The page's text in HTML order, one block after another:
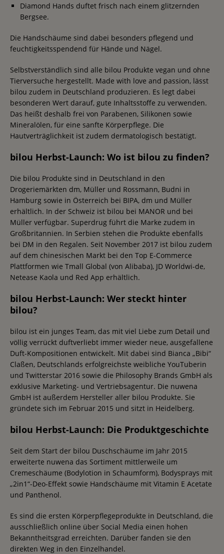
Diamond Hands duftet frisch nach einem glitzernden
Bergsee.
Die Handschäume sind dabei besonders pflegend und
feuchtigkeitsspendend für Hände und Nägel.
Selbstverständlich sind alle bilou Produkte vegan und ohne
Tierversuche hergestellt. Made with love and passion, lässt
bilou zudem in Deutschland produzieren. Es legt dabei
besonderen Wert darauf, gute Inhaltsstoffe zu verwenden.
Das heißt deshalb frei von Parabenen, Silikonen sowie
Mineralölen, für eine sanfte Körperpflege. Die
Hautverträglichkeit ist zudem dermatologisch bestätigt.
bilou Herbst-Launch: Wo ist bilou zu finden?
Die bilou Produkte sind in Deutschland in den
Drogeriemärkten dm, Müller und Rossmann, Budni in
Hamburg sowie in Österreich bei BIPA, dm und Müller
erhältlich. In der Schweiz ist bilou bei MANOR und bei
Müller verfügbar. Superdrug führt die Marke zudem in
Großbritannien. In Serbien stehen die Produkte ebenfalls
bei DM in den Regalen. Seit November 2017 ist bilou zudem
auf dem chinesischen Markt bei den Top E-Commerce
Plattformen wie Tmall Global (von Alibaba), JD Worldwi-de,
Netease Kaola und Red App erhältlich.
bilou Herbst-Launch: Wer steckt hinter
bilou?
bilou ist ein junges Team, das mit viel Liebe zum Detail und
völlig verrückt duftverliebt immer wieder neue, ausgefallene
Duft-Kompositionen entwickelt. Mit dabei sind Bianca „Bibi“
Claßen, Deutschlands erfolgreichste weibliche YouTuberin
und Twitterstar 2016 sowie die Philosophy Brands GmbH als
exklusive Marketing- und Vertriebsagentur. Die nuwena
GmbH ist außerdem Hersteller aller bilou Produkte. Sie
gründete sich im Februar 2015 und sitzt in Heidelberg.
bilou Herbst-Launch: Die Produktgeschichte
Seit dem Start der bilou Duschschäume im Jahr 2015
erweiterte nuwena das Sortiment mittlerweile um
Cremeschäume (Bodylotion in Schaumform), Bodysprays mit
„2in1“-Deo-Effekt sowie Handschäume mit Vitamin E Acetate
und Panthenol.
Es sind die ersten Körperpflegeprodukte in Deutschland, die
ausschließlich online über Social Media einen hohen
Bekanntheitsgrad erreichten. Darüber fanden sie den
direkten Weg in den Einzelhandel.